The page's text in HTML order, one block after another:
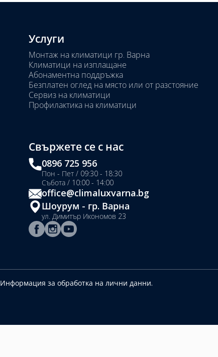
Услуги
Монтаж на климатици гр. Варна
Климатици на изплащане
Абонаментна поддръжка
Безплатен оглед на място или от разстояние
Сервиз на климатици
Профилактика на климатици
Свържете се с нас
0896 725 956
Пон - Пет / 09:30 - 18:30
Събота / 10:00 - 14:00
office@climaluxvarna.bg
Шоурум - гр. Варна
ул. Димитър Икономов 23
Информация за обработка на лични данни.